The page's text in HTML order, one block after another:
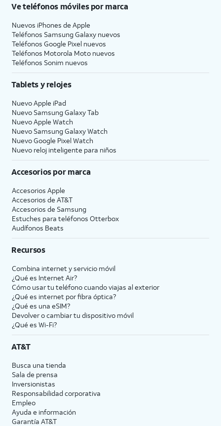
Ve teléfonos móviles por marca
Nuevos iPhones de Apple
Teléfonos Samsung Galaxy nuevos
Teléfonos Google Pixel nuevos
Teléfonos Motorola Moto nuevos
Teléfonos Sonim nuevos
Tablets y relojes
Nuevo Apple iPad
Nuevo Samsung Galaxy Tab
Nuevo Apple Watch
Nuevo Samsung Galaxy Watch
Nuevo Google Pixel Watch
Nuevo reloj inteligente para niños
Accesorios por marca
Accesorios Apple
Accesorios de AT&T
Accesorios de Samsung
Estuches para teléfonos Otterbox
Audífonos Beats
Recursos
Combina internet y servicio móvil
¿Qué es Internet Air?
Cómo usar tu teléfono cuando viajas al exterior
¿Qué es internet por fibra óptica?
¿Qué es una eSIM?
Devolver o cambiar tu dispositivo móvil
¿Qué es Wi-Fi?
AT&T
Busca una tienda
Sala de prensa
Inversionistas
Responsabilidad corporativa
Empleo
Ayuda e información
Garantía AT&T